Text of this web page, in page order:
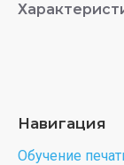
Навигация
Обучение